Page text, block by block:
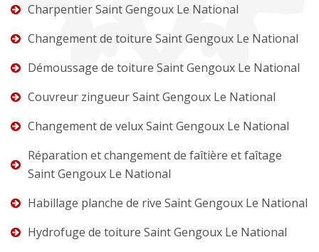
Charpentier Saint Gengoux Le National
Changement de toiture Saint Gengoux Le National
Démoussage de toiture Saint Gengoux Le National
Couvreur zingueur Saint Gengoux Le National
Changement de velux Saint Gengoux Le National
Réparation et changement de faîtière et faîtage
Saint Gengoux Le National
Habillage planche de rive Saint Gengoux Le National
Hydrofuge de toiture Saint Gengoux Le National